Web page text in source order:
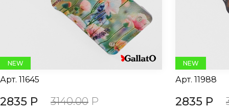
NEW
Арт. 11645
2835 Р 3140.00 Р
NEW
Арт. 11988
2835 Р